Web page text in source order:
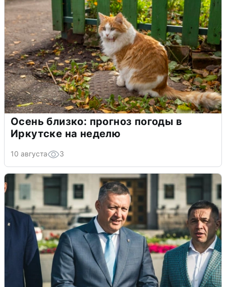
Осень близко: прогноз погоды в
Иркутске на неделю
10 августа 3